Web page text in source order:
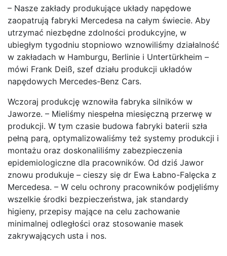
– Nasze zakłady produkujące układy napędowe
zaopatrują fabryki Mercedesa na całym świecie. Aby
utrzymać niezbędne zdolności produkcyjne, w
ubiegłym tygodniu stopniowo wznowiliśmy działalność
w zakładach w Hamburgu, Berlinie i Untertürkheim –
mówi Frank Deiß, szef działu produkcji układów
napędowych Mercedes-Benz Cars.
Wczoraj produkcję wznowiła fabryka silników w
Jaworze. – Mieliśmy niespełna miesięczną przerwę w
produkcji. W tym czasie budowa fabryki baterii szła
pełną parą, optymalizowaliśmy też systemy produkcji i
montażu oraz doskonaliliśmy zabezpieczenia
epidemiologiczne dla pracowników. Od dziś Jawor
znowu produkuje – cieszy się dr Ewa Łabno-Falęcka z
Mercedesa. – W celu ochrony pracowników podjęliśmy
wszelkie środki bezpieczeństwa, jak standardy
higieny, przepisy mające na celu zachowanie
minimalnej odległości oraz stosowanie masek
zakrywających usta i nos.